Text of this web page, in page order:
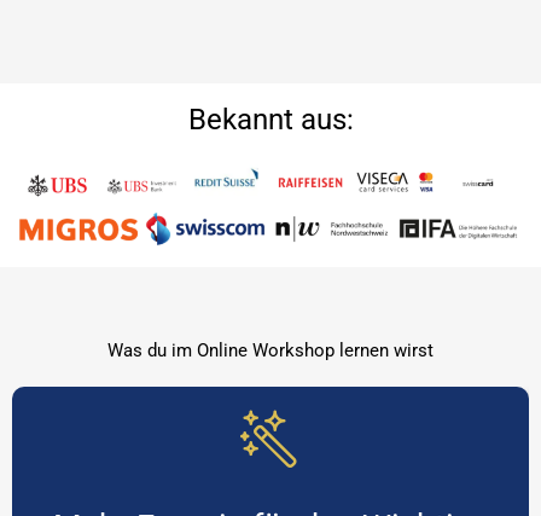
Bekannt aus:
Was du im Online Workshop lernen wirst